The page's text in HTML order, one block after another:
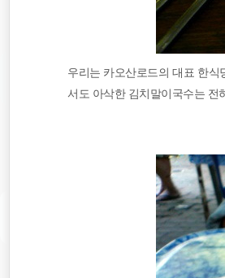
우리는 카오산로드의 대표 한
서도 아삭한 김치말이국수는 전